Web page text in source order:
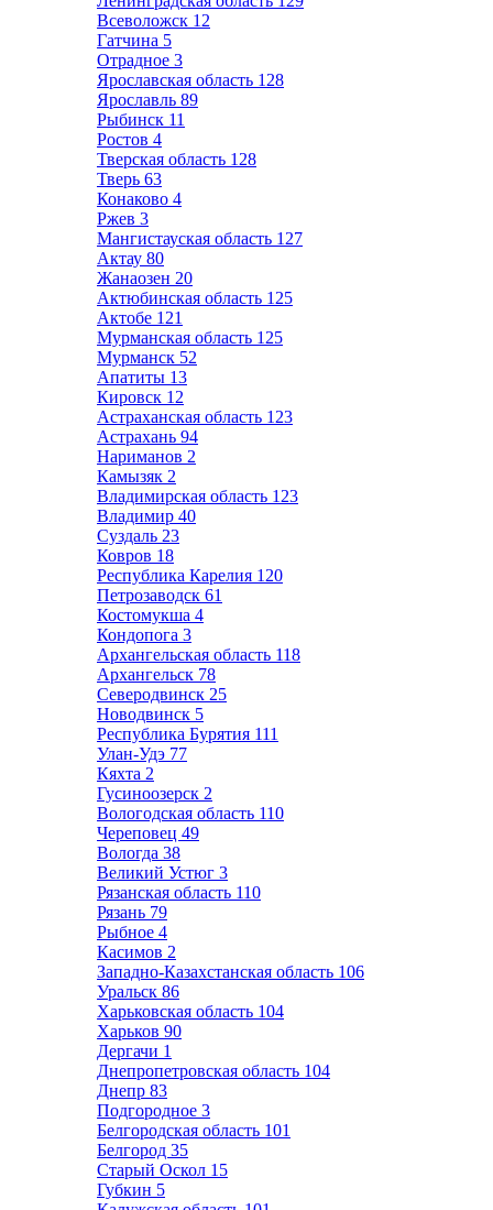
Всеволожск 12
Гатчина 5
Отрадное 3
Ярославская область 128
Ярославль 89
Рыбинск 11
Ростов 4
Тверская область 128
Тверь 63
Конаково 4
Ржев 3
Мангистауская область 127
Актау 80
Жанаозен 20
Актюбинская область 125
Актобе 121
Мурманская область 125
Мурманск 52
Апатиты 13
Кировск 12
Астраханская область 123
Астрахань 94
Нариманов 2
Камызяк 2
Владимирская область 123
Владимир 40
Суздаль 23
Ковров 18
Республика Карелия 120
Петрозаводск 61
Костомукша 4
Кондопога 3
Архангельская область 118
Архангельск 78
Северодвинск 25
Новодвинск 5
Республика Бурятия 111
Улан-Удэ 77
Кяхта 2
Гусиноозерск 2
Вологодская область 110
Череповец 49
Вологда 38
Великий Устюг 3
Рязанская область 110
Рязань 79
Рыбное 4
Касимов 2
Западно-Казахстанская область 106
Уральск 86
Харьковская область 104
Харьков 90
Дергачи 1
Днепропетровская область 104
Днепр 83
Подгородное 3
Белгородская область 101
Белгород 35
Старый Оскол 15
Губкин 5